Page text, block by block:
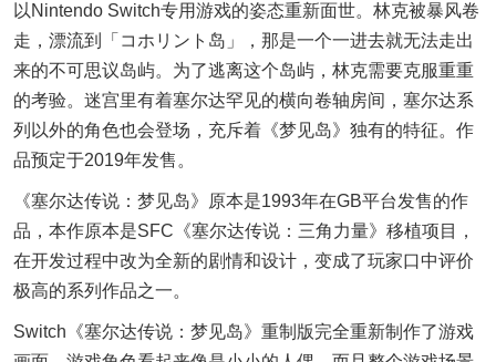
以Nintendo Switch专用游戏的姿态重新面世。林克被暴风卷
走，漂流到「コホリント岛」，那是一个一进去就无法走出
来的不可思议岛屿。为了逃离这个岛屿，林克需要克服重重
的考验。迷宫里有着塞尔达罕见的横向卷轴房间，塞尔达系
列以外的角色也会登场，充斥着《梦见岛》独有的特征。作
品预定于2019年发售。
《塞尔达传说：梦见岛》原本是1993年在GB平台发售的作
品，本作原本是SFC《塞尔达传说：三角力量》移植项目，
在开发过程中改为全新的剧情和设计，变成了玩家口中评价
极高的系列作品之一。
Switch《塞尔达传说：梦见岛》重制版完全重新制作了游戏